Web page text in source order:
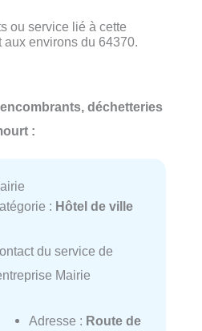
ou service lié à cette
environs du 64370.
déchetteries
:
: Hôtel de ville
du service de
Mairie
Adresse : Route de